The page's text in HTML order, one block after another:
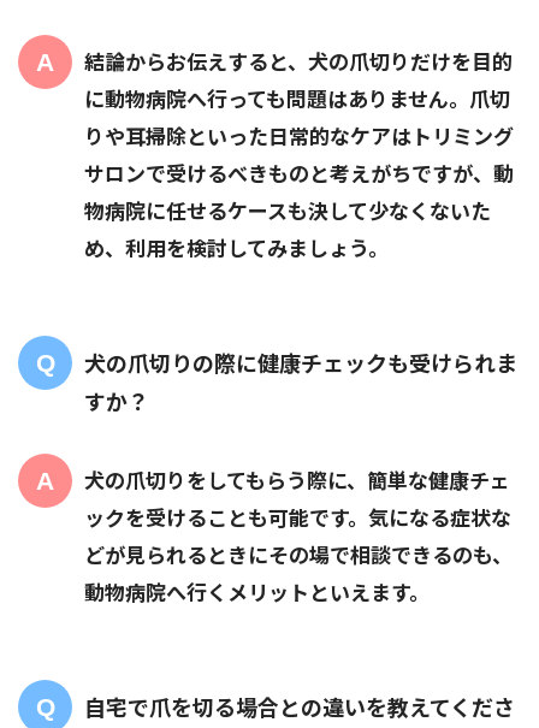
結論からお伝えすると、犬の爪切りだけを目的
に動物病院へ行っても問題はありません。爪切
りや耳掃除といった日常的なケアはトリミング
サロンで受けるべきものと考えがちですが、動
物病院に任せるケースも決して少なくないた
め、利用を検討してみましょう。
犬の爪切りの際に健康チェックも受けられま
すか？
犬の爪切りをしてもらう際に、簡単な健康チェ
ックを受けることも可能です。気になる症状な
どが見られるときにその場で相談できるのも、
動物病院へ行くメリットといえます。
自宅で爪を切る場合との違いを教えてくださ